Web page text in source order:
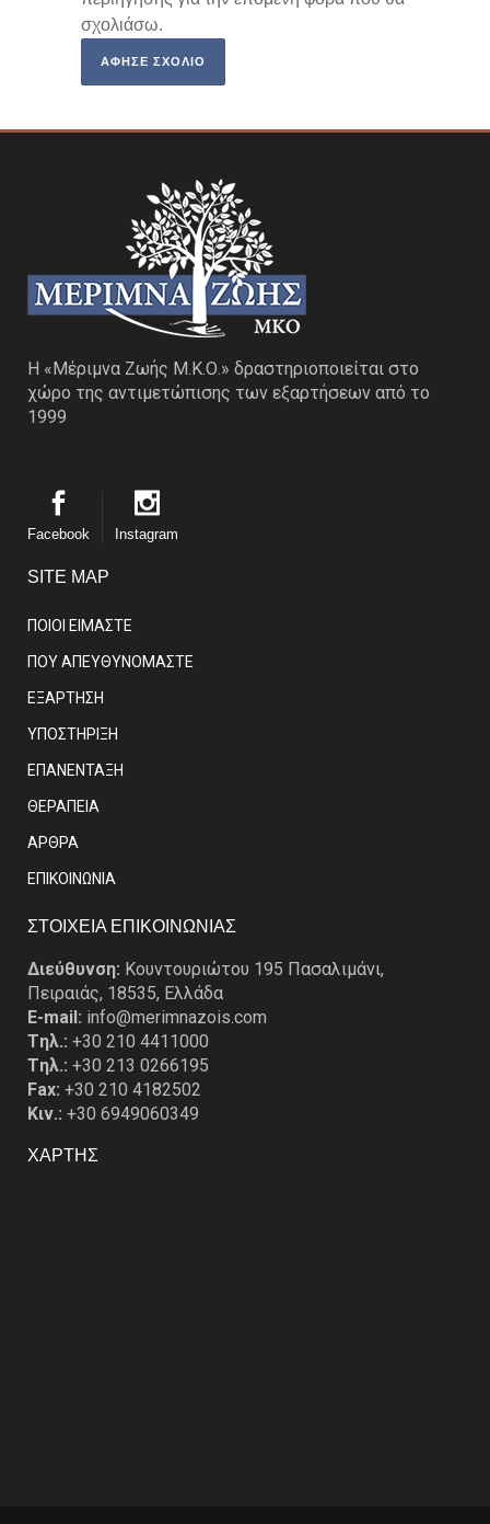
σχολιάσω.
Η «Μέριμνα Ζωής Μ.Κ.Ο.» δραστηριοποιείται στο
χώρο της αντιμετώπισης των εξαρτήσεων από το
1999
Facebook Instagram
SITE MAP
ΠΟΙΟΙ ΕΙΜΑΣΤE
ΠΟΥ ΑΠΕΥΘΥΝΟΜΑΣΤΕ
ΕΞΑΡΤΗΣΗ
ΥΠΟΣΤΗΡΙΞΗ
ΕΠΑΝΕΝΤΑΞΗ
ΘΕΡΑΠΕΙΑ
ΑΡΘΡΑ
EΠΙΚΟΙΝΩΝΙΑ
ΣΤΟΙΧΕΙΑ ΕΠΙΚΟΙΝΩΝΙΑΣ
Διεύθυνση: Κουντουριώτου 195 Πασαλιμάνι,
Πειραιάς, 18535, Ελλάδα
E-mail: info@merimnazois.com
Tηλ.: +30 210 4411000
Tηλ.: +30 213 0266195
Fax: +30 210 4182502
Κιν.: +30 6949060349
ΧΑΡΤΗΣ